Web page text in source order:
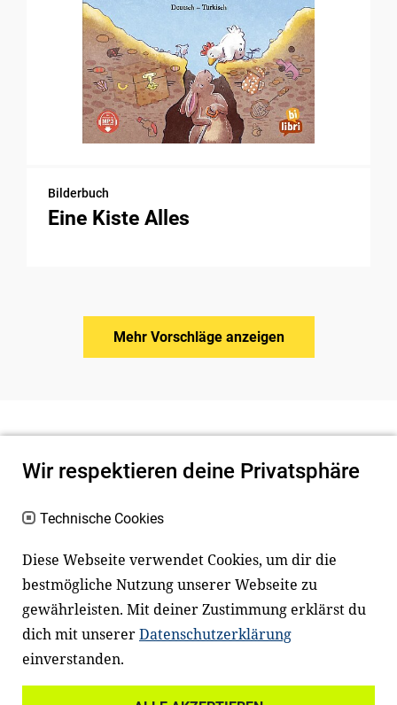
Bilderbuch
Eine Kiste Alles
Mehr Vorschläge anzeigen
Newsletter
Facebook LinkedIn
Wir respektieren deine Privatsphäre
Technische Cookies
Diese Webseite verwendet Cookies, um dir die
bestmögliche Nutzung unserer Webseite zu
gewährleisten. Mit deiner Zustimmung erklärst du
dich mit unsererDatenschutzerklärung
einverstanden.